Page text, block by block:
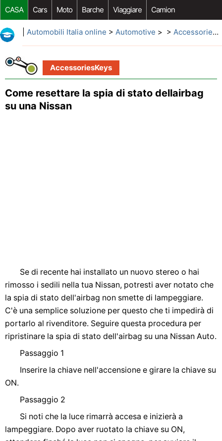
CASA Cars Moto Barche Viaggiare Camion
Riparazione Auto Acquisto Auto Car Opzioni Aftermarket
Automobili Italia online > Automotive > > AccessoriesKeys
AccessoriesKeys
Come resettare la spia di stato dellairbag
su una Nissan
Se di recente hai installato un nuovo stereo o hai
rimosso i sedili nella tua Nissan, potresti aver notato che
la spia di stato dell'airbag non smette di lampeggiare.
C'è una semplice soluzione per questo che ti impedirà di
portarlo al rivenditore. Seguire questa procedura per
ripristinare la spia di stato dell'airbag su una Nissan Auto.
Passaggio 1
Inserire la chiave nell'accensione e girare la chiave su
ON.
Passaggio 2
Si noti che la luce rimarrà accesa e inizierà a
lampeggiare. Dopo aver ruotato la chiave su ON,